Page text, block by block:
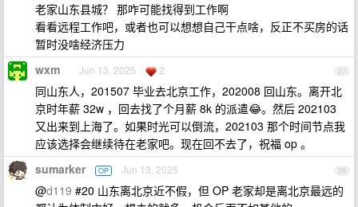
老家山东县城？ 那咋可能找得到工作啊
看看远程工作吧，或者也可以想想自己干点啥，反正不买房的话
暂时没啥经济压力
27
wxm Jun 13, 2025 2
同山东人，201507 毕业去北京工作，202008 回山东。离开北
京时年薪 32w ，回去找了个月薪 8k 的派遣😂。然后 202103
又出来到上海了。如果时光可以倒流，202103 那个时间节点我
应该选择会继续待在老家吧。现在回不去了，祝福 op 。
28
sumarker OP Jun 13, 2025
@d119 #20 山东离北京近不假，但 OP 老家却是离北京最远的